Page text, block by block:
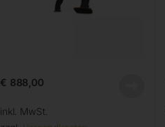
€ 888,00
inkl. MwSt.